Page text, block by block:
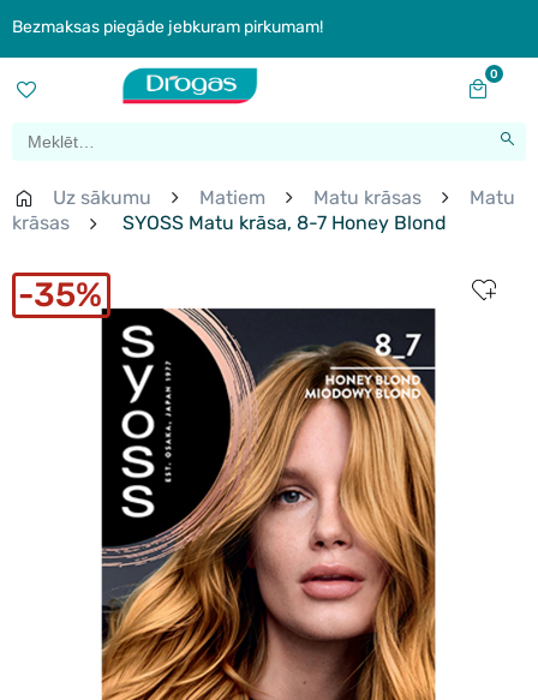
Bezmaksas piegāde jebkuram pirkumam!
0
Uz sākumu Matiem Matu krāsas
Matu
krāsas
SYOSS Matu krāsa, 8-7 Honey Blond
35%